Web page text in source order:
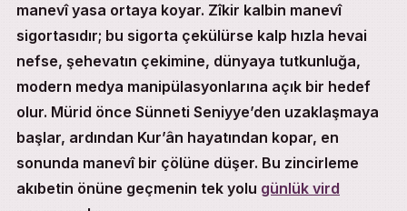
Bibliyografya
Sohbetin Tasnîfi
İlgili Sohbetler
manevî yasa ortaya koyar. Zîkir kalbin manevî
sigortasıdır; bu sigorta çekülürse kalp hızla hevai
nefse, şehevatın çekimine, dünyaya tutkunluğa,
modern medya manipülasyonlarına açık bir hedef
olur. Mürid önce Sünneti Seniyye’den uzaklaşmaya
başlar, ardından Kur’ân hayatından kopar, en
sonunda manevî bir çölüne düşer. Bu zincirleme
akıbetin önüne geçmenin tek yolu günlük vird